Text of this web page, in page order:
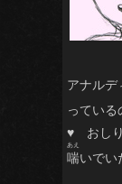
アナルデ
っている
♥ おしり
喘いでい